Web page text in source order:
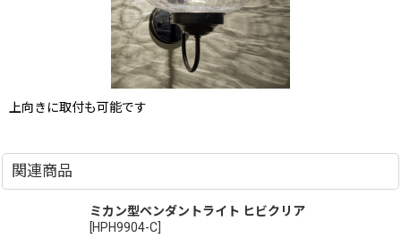
上向きに取付も可能です
関連商品
ミカン型ペンダントライト ヒビクリア
[HPH9904-C]